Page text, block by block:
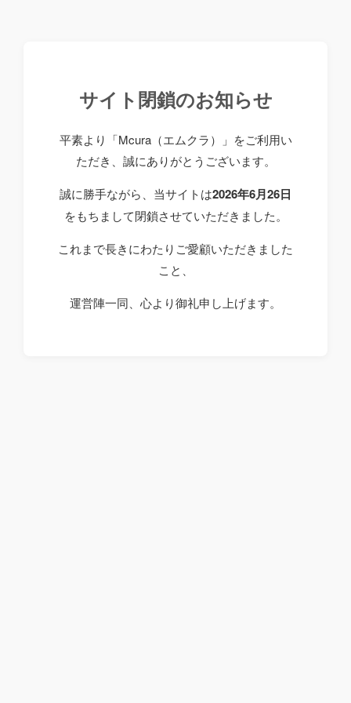
サイト閉鎖のお知らせ
平素より「Mcura（エムクラ）」をご利用い
ただき、誠にありがとうございます。
誠に勝手ながら、当サイトは2026年6月26日
をもちまして閉鎖させていただきました。
これまで長きにわたりご愛顧いただきました
こと、
運営陣一同、心より御礼申し上げます。